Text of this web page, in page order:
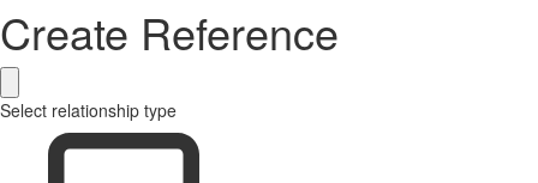
Create Reference
Select relationship type